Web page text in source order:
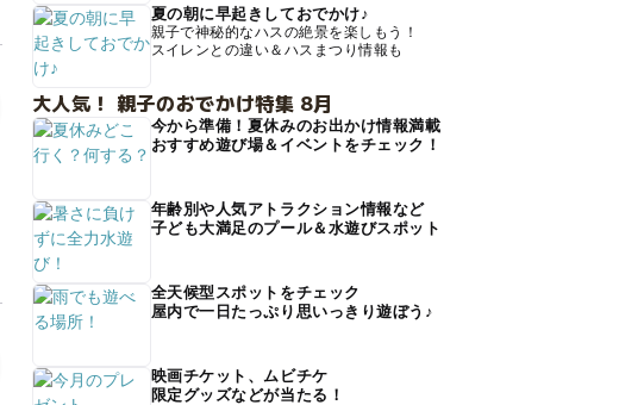
夏の朝に早起きしておでかけ♪
親子で神秘的なハスの絶景を楽しもう！
スイレンとの違い＆ハスまつり情報も
大人気！ 親子のおでかけ特集 8月
今から準備！夏休みのお出かけ情報満載
おすすめ遊び場＆イベントをチェック！
年齢別や人気アトラクション情報など
子ども大満足のプール＆水遊びスポット
全天候型スポットをチェック
屋内で一日たっぷり思いっきり遊ぼう♪
映画チケット、ムビチケ
限定グッズなどが当たる！